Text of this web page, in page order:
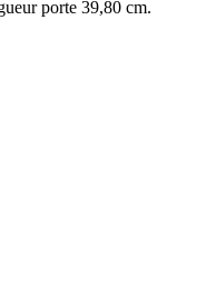
porte 39,80 cm.